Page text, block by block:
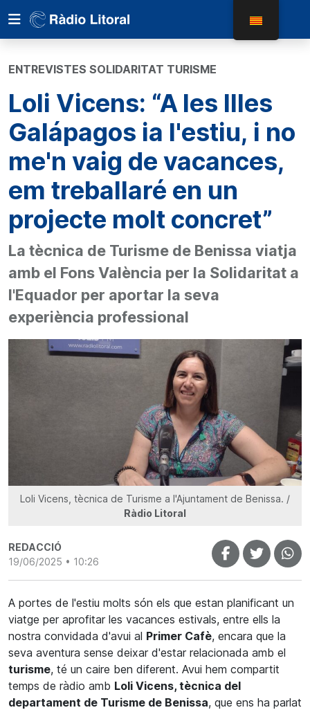
ENTREVISTES SOLIDARITAT TURISME
Loli Vicens: “A les Illes
Galápagos ia l'estiu, i no
me'n vaig de vacances,
em treballaré en un
projecte molt concret”
La tècnica de Turisme de Benissa viatja
amb el Fons València per la Solidaritat a
l'Equador per aportar la seva
experiència professional
Loli Vicens, tècnica de Turisme a l'Ajuntament de Benissa. /
Ràdio Litoral
REDACCIÓ
19/06/2025 • 10:26
A portes de l'estiu molts són els que estan planificant un
viatge per aprofitar les vacances estivals, entre ells la
nostra convidada d'avui al Primer Cafè, encara que la
seva aventura sense deixar d'estar relacionada amb el
turisme, té un caire ben diferent. Avui hem compartit
temps de ràdio amb Loli Vicens, tècnica del
departament de Turisme de Benissa, que ens ha parlat